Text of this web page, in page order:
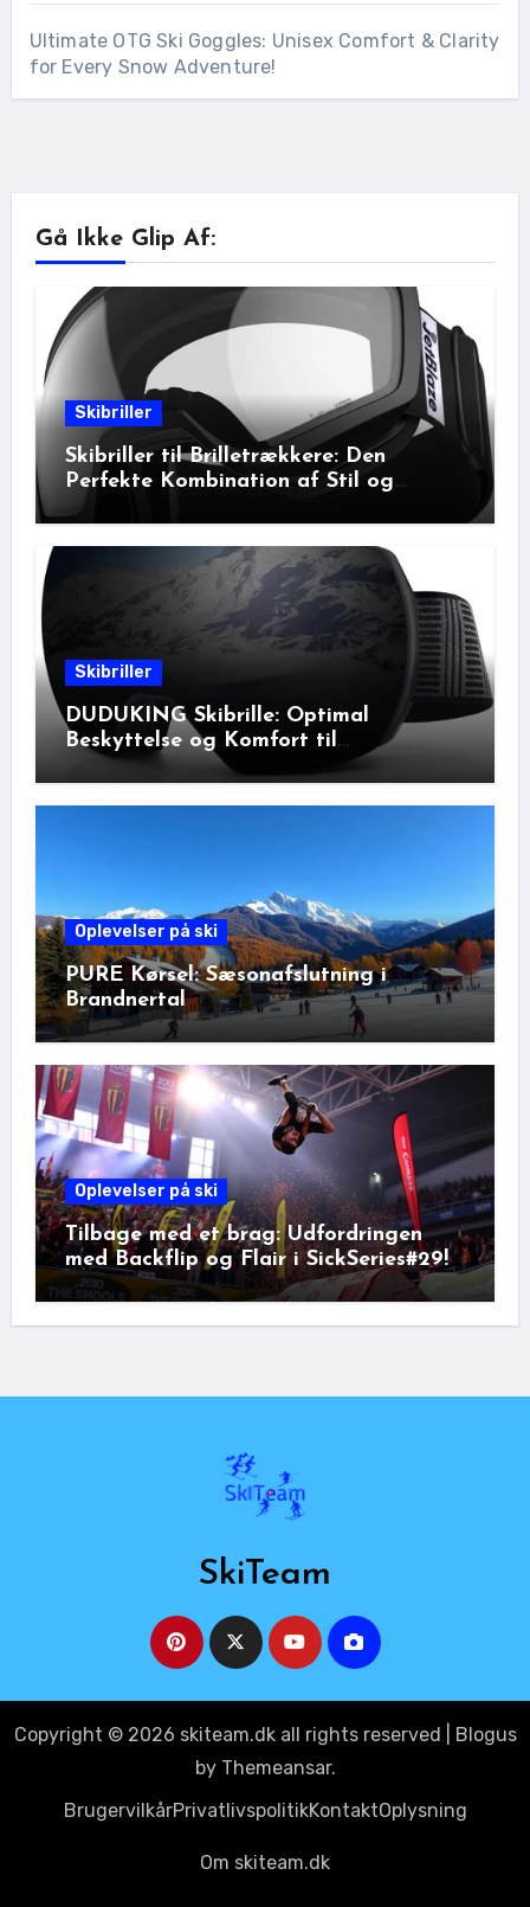
Ultimate OTG Ski Goggles: Unisex Comfort & Clarity
for Every Snow Adventure!
Gå Ikke Glip Af:
Skibriller
Skibriller til Brilletrækkere: Den
Perfekte Kombination af Stil og
Beskyttelse
Skibriller
DUDUKING Skibrille: Optimal
Beskyttelse og Komfort til
Vinteraktiviteter
Oplevelser på ski
PURE Kørsel: Sæsonafslutning i
Brandnertal
Oplevelser på ski
Tilbage med et brag: Udfordringen
med Backflip og Flair i SickSeries#29!
SkiTeam
Copyright © 2026 skiteam.dk all rights reserved
Blogus
by Themeansar.
BrugervilkårPrivatlivspolitikKontaktOplysning
Om skiteam.dk